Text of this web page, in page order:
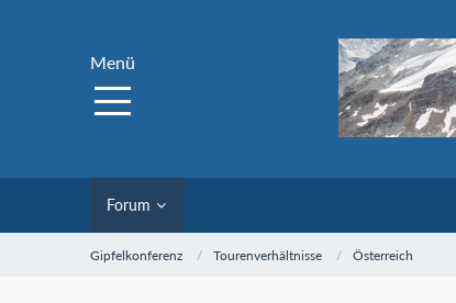
Menü
Forum
Gipfelkonferenz Tourenverhältnisse Österreich